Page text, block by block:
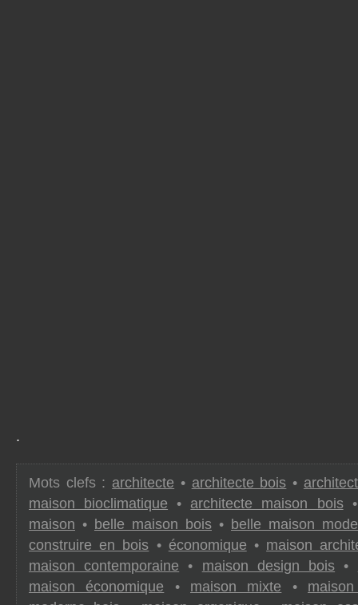
.
Mots clefs : architecte • architecte bois •
maison bioclimatique • architecte maison bois
maison • belle maison bois • belle maison
construire en bois • économique • maison
maison contemporaine • maison design bois •
maison économique • maison mixte •